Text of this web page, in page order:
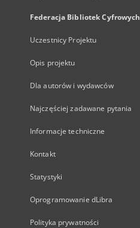
Federacja Bibliotek Cyfrowych
Uczestnicy Projektu
Opis projektu
Dla autorów i wydawców
Najczęściej zadawane pytania
Informacje techniczne
Kontakt
Statystyki
Oprogramowanie dLibra
Polityka prywatności